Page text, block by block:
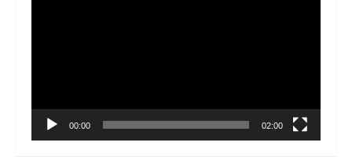
00:00 02:00